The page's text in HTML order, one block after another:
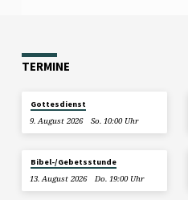
TERMINE
Gottesdienst
9. August 2026
So. 10:00 Uhr
Bibel-/Gebetsstunde
13. August 2026
Do. 19:00 Uhr